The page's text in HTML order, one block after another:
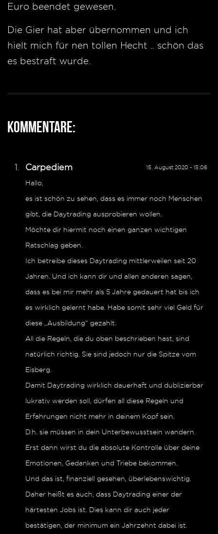
Euro beendet gewesen.
Die Gier hat aber übernommen und ich
hielt mich für nen tollen Hecht .. schön das
es bestraft wurde.
Kommentare:
15. August 2020 - 15:06
Carpediem
Hallo,
es ist schön zu sehen, dass es immer noch Menschen
gibt, die Daytrading ausprobieren wollen.
Möchte dir hiermit noch einen ganzen wichtigen
Ratschlag geben.
Ich betreibe dieses Daytrading mittlerweilen seit 20
Jahren. Und ich kann dir und allen anderen sagen,
dass es bei mir mehr als 5 Jahre gedauert hat bis ich
es wirklich gelernt habe. Habe somit sehr viel Geld für
diese „Ausbildung“ gezahlt.
All die Regeln, die du oben beschrieben hast, sind
natürlich richtig. Sie sind jedoch nur die Spitze vom
Eisberg.
Damit Daytrading wirklich dauerhaft und dublizierbar
lukrativ werden soll, dürfen all diese Regeln und
Erfahrungen nicht mehr in deinem Kopf sein.
D.h. sie müssen in dein Unterbewusstsein wandern.
Erst dann wirst du die absolute Kontrolle über deine
Emotionen, Gedanken und Triebe bekommen.
Und das ist, finanziell gesehen, überlebenswichtig.
Daher heißt es auch, dass Daytrading einer der
härtesten Jobs ist. Dies kann dir auch jeder
bestätigen, der minimum ein Jahrzehnt dabei ist.